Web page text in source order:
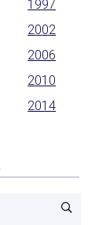
1997
2002
2006
2010
2014
Zoeken!